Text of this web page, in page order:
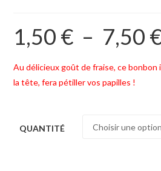
1,50 € – 7,50
Au délicieux goût de fraise, ce bonbon
la tête, fera pétiller vos papilles !
QUANTITÉ